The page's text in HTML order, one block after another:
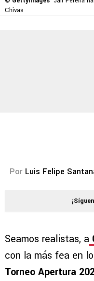
Chivas
Por Luis Felipe
Seamos realistas, a
con la más fea en
Torneo Apertura